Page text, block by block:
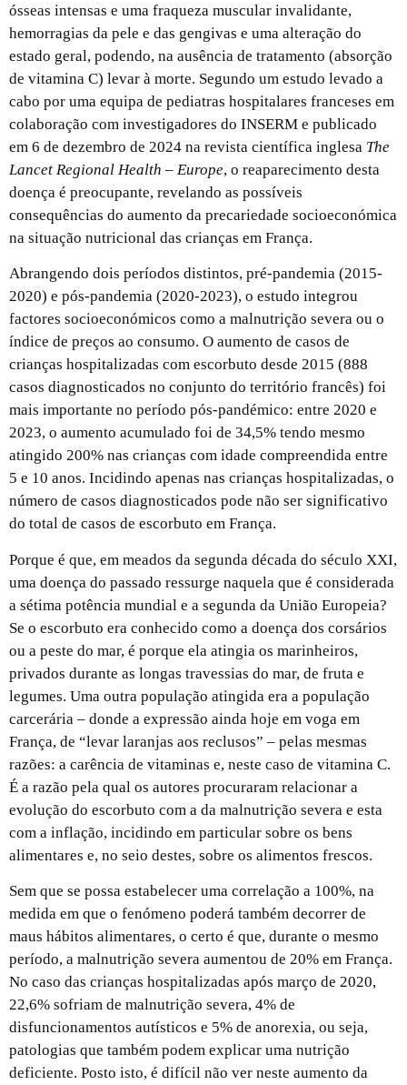
ósseas intensas e uma fraqueza muscular invalidante,
hemorragias da pele e das gengivas e uma alteração do
estado geral, podendo, na ausência de tratamento (absorção
de vitamina C) levar à morte. Segundo um estudo levado a
cabo por uma equipa de pediatras hospitalares franceses em
colaboração com investigadores do INSERM e publicado
em 6 de dezembro de 2024 na revista científica inglesa The
Lancet Regional Health – Europe, o reaparecimento desta
doença é preocupante, revelando as possíveis
consequências do aumento da precariedade socioeconómica
na situação nutricional das crianças em França.
Abrangendo dois períodos distintos, pré-pandemia (2015-
2020) e pós-pandemia (2020-2023), o estudo integrou
factores socioeconómicos como a malnutrição severa ou o
índice de preços ao consumo. O aumento de casos de
crianças hospitalizadas com escorbuto desde 2015 (888
casos diagnosticados no conjunto do território francês) foi
mais importante no período pós-pandémico: entre 2020 e
2023, o aumento acumulado foi de 34,5% tendo mesmo
atingido 200% nas crianças com idade compreendida entre
5 e 10 anos. Incidindo apenas nas crianças hospitalizadas, o
número de casos diagnosticados pode não ser significativo
do total de casos de escorbuto em França.
Porque é que, em meados da segunda década do século XXI,
uma doença do passado ressurge naquela que é considerada
a sétima potência mundial e a segunda da União Europeia?
Se o escorbuto era conhecido como a doença dos corsários
ou a peste do mar, é porque ela atingia os marinheiros,
privados durante as longas travessias do mar, de fruta e
legumes. Uma outra população atingida era a população
carcerária – donde a expressão ainda hoje em voga em
França, de “levar laranjas aos reclusos” – pelas mesmas
razões: a carência de vitaminas e, neste caso de vitamina C.
É a razão pela qual os autores procuraram relacionar a
evolução do escorbuto com a da malnutrição severa e esta
com a inflação, incidindo em particular sobre os bens
alimentares e, no seio destes, sobre os alimentos frescos.
Sem que se possa estabelecer uma correlação a 100%, na
medida em que o fenómeno poderá também decorrer de
maus hábitos alimentares, o certo é que, durante o mesmo
período, a malnutrição severa aumentou de 20% em França.
No caso das crianças hospitalizadas após março de 2020,
22,6% sofriam de malnutrição severa, 4% de
disfuncionamentos autísticos e 5% de anorexia, ou seja,
patologias que também podem explicar uma nutrição
deficiente. Posto isto, é difícil não ver neste aumento da